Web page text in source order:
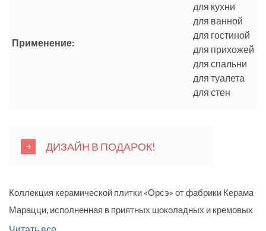
Применение:
для кухни
для ванной
для гостиной
для прихожей
для спальни
для туалета
для стен
ДИЗАЙН В ПОДАРОК!
Коллекция керамической плитки «Орсэ» от фабрики Керама
Марацци, исполненная в приятных шоколадных и кремовых
оттенках, это исключительно стильное решение для
Читать все...